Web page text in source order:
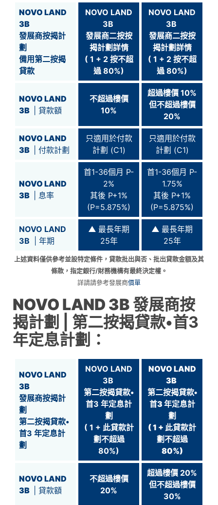
NOVO LAND
3B
發展商按揭計
劃
備用第二按揭
貸款
NOVO LAND
3B
發展商二按按
揭計劃詳情
( 1 + 2 按不超
過 80%)
NOVO LAND
3B
發展商二按按
揭計劃詳情
( 1 + 2 按不超
過 80%)
NOVO LAND
3B
| 貸款額
不超過樓價
10%
超過樓價 10%
但不超過樓價
20%
NOVO LAND
3B
| 付款計劃
只適用於付款
計劃 (C1)
只適用於付款
計劃 (C1)
NOVO LAND
3B
| 息率
首1-36個月 P-
2%
其後 P+1%
(P=5.875%)
首1-36個月 P-
1.75%
其後 P+1%
(P=5.875%)
NOVO LAND
3B
| 年期
▲ 最長年期
25年
▲ 最長年期
25年
上述資料僅供參考並設特定條件，貸款批出與否、批出貸款金額及其
條款，指定銀行/財務機構有最終決定權。
詳請請參考發展商價單
NOVO LAND 3B發展商按
揭計劃
| 第二按揭貸款•首3
年定息計劃：
NOVO LAND
3B
發展商按揭計
劃
第二按揭貸款•
首3 年定息計
劃
NOVO LAND
3B
第二按揭貸款•
首3 年定息計
劃
( 1 + 此貸款計
劃不超過
80%)
NOVO LAND
3B
第二按揭貸款•
首3 年定息計
劃
( 1 + 此貸款計
劃不超過
80%)
NOVO LAND
3B
| 貸款額
不超過樓價
20%
超過樓價 20%
但不超過樓價
30%